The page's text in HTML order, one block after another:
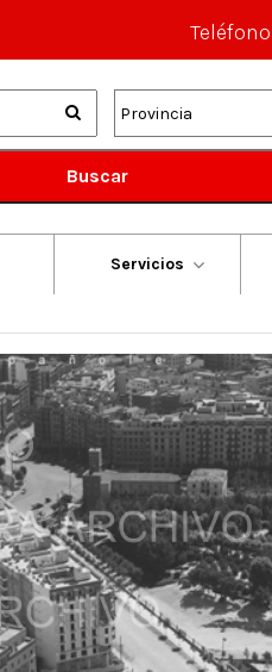
Teléfono
Buscar
Servicios